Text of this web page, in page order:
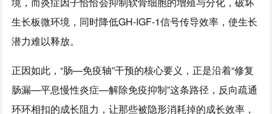
生长板微环境，同时降低GH-IGF-1信号传导效率，使生长
潜力难以释放。
正因如此，“肠—免疫轴”干预的核心要义，正是沿着“修复
肠漏—平息慢性炎症—解除免疫抑制”这条路径，反向疏通
环环相扣的成长阻力，让那些被隐形消耗掉的成长效率，